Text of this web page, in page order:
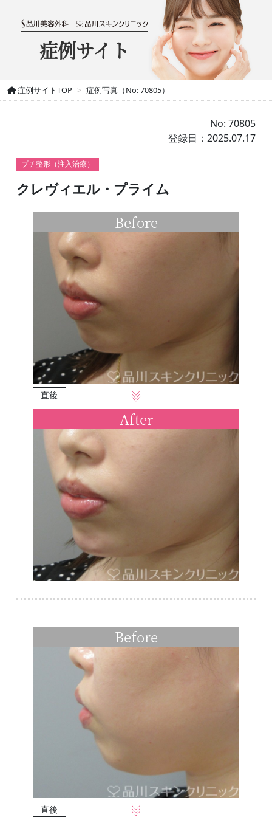
症例サイト
症例サイトTOP 症例写真（No: 70805）
No: 70805
登録日：2025.07.17
プチ整形（注入治療）
クレヴィエル・プライム
Before
直後
After
Before
直後